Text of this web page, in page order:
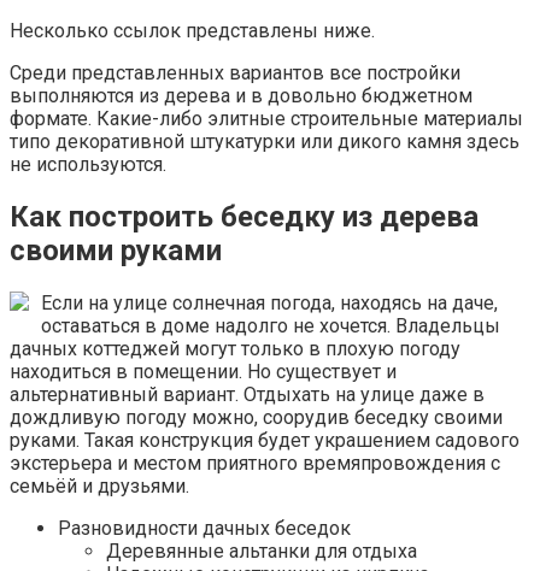
Несколько ссылок представлены ниже.
Среди представленных вариантов все постройки
выполняются из дерева и в довольно бюджетном
формате. Какие-либо элитные строительные материалы
типо декоративной штукатурки или дикого камня здесь
не используются.
Как построить беседку из дерева
своими руками
Если на улице солнечная погода, находясь на даче,
оставаться в доме надолго не хочется. Владельцы
дачных коттеджей могут только в плохую погоду
находиться в помещении. Но существует и
альтернативный вариант. Отдыхать на улице даже в
дождливую погоду можно, соорудив беседку своими
руками. Такая конструкция будет украшением садового
экстерьера и местом приятного времяпровождения с
семьёй и друзьями.
Разновидности дачных беседок
Деревянные альтанки для отдыха